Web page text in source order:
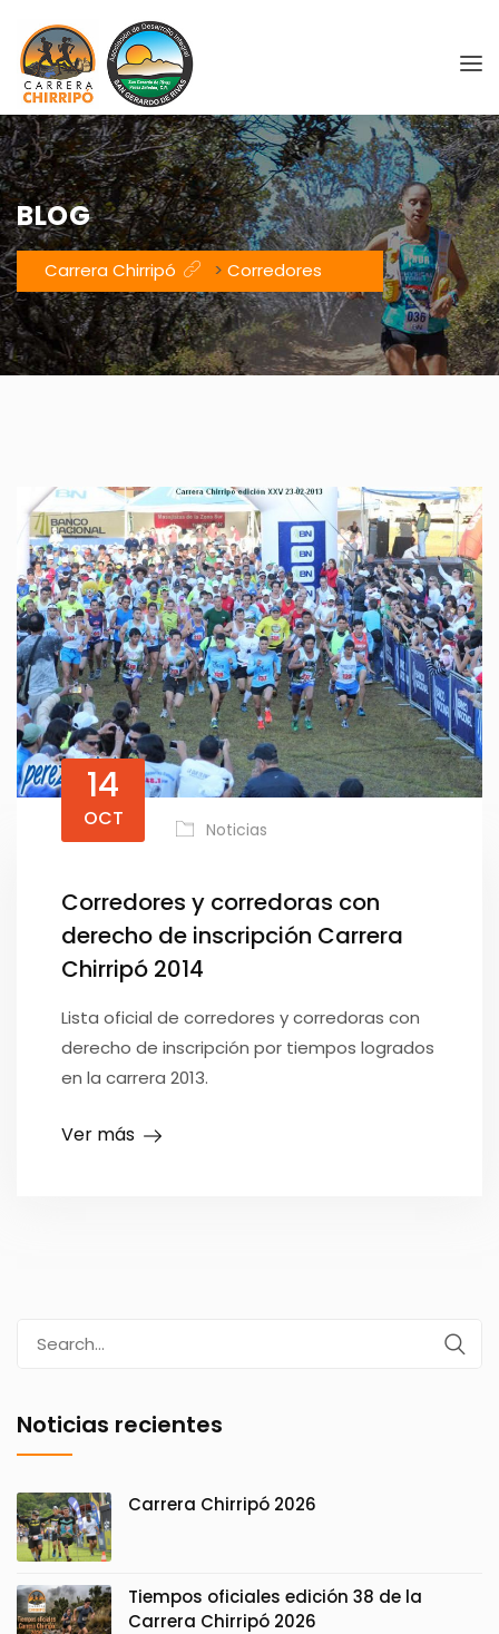
BLOG
Carrera Chirripó > Corredores
14
OCT Noticias
Corredores y corredoras con
derecho de inscripción Carrera
Chirripó 2014
Lista oficial de corredores y corredoras con
derecho de inscripción por tiempos logrados
en la carrera 2013.
Ver más
Noticias recientes
Carrera Chirripó 2026
Tiempos oficiales edición 38 de la
Carrera Chirripó 2026